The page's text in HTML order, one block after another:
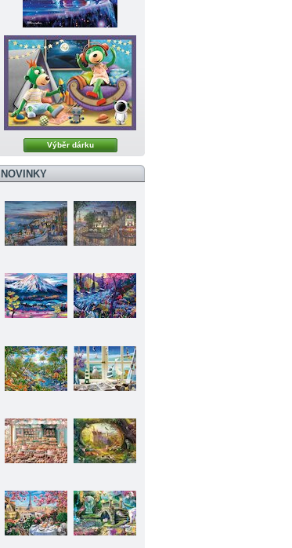
Výběr dárku
NOVINKY